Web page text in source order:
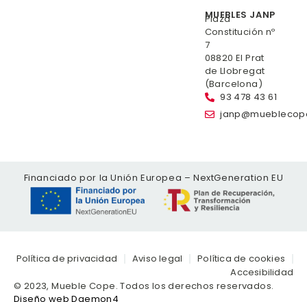
MUEBLES JANP
Plaza
Constitución nº
7
08820 El Prat
de Llobregat
(Barcelona)
93 478 43 61
Financiado por la Unión Europea – NextGeneration EU
© 2023, Mueble Cope. Todos los derechos reservados.
Diseño web Daemon4
Política de privacidad Aviso legal
Política de cookies
Accesibilidad